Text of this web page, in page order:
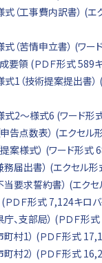
（工事費内訳書） (エ
（苦情申立書） (ワー
要領 (ＰＤＦ形式 589
1（技術提案提出書）
2～様式6 (ワード形
告点数表） (エクセル
案様式） (ワード形式
届出書） (エクセル
当要求誓約書） (エク
ＤＦ形式 7,124キロバ
、支部局） (ＰＤＦ形
村1） (ＰＤＦ形式
村2） (ＰＤＦ形式